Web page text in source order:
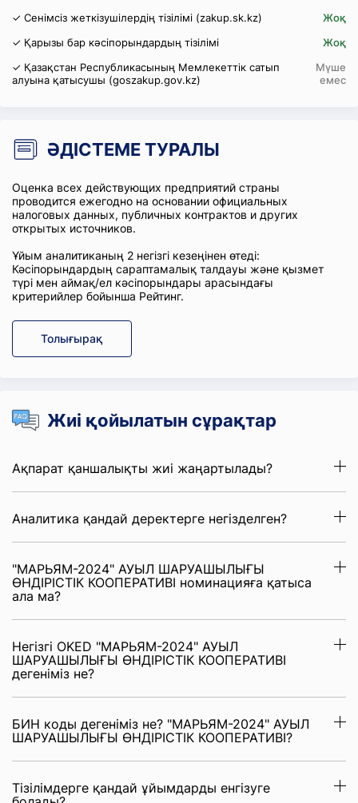
✓ Сенімсіз жеткізушілердің тізілімі (zakup.sk.kz)
Жоқ
✓ Қарызы бар кәсіпорындардың тізілімі
Жоқ
✓ Қазақстан Республикасының Мемлекеттік сатып
алуына қатысушы (goszakup.gov.kz)
Мүше
емес
ӘДІСТЕМЕ ТУРАЛЫ
Оценка всех действующих предприятий страны
проводится ежегодно на основании официальных
налоговых данных, публичных контрактов и других
открытых источников.
Ұйым аналитиканың 2 негізгі кезеңінен өтеді:
Кәсіпорындардың сараптамалық талдауы және қызмет
түрі мен аймақ/ел кәсіпорындары арасындағы
критерийлер бойынша Рейтинг.
Толығырақ
Жиі қойылатын сұрақтар
Ақпарат қаншалықты жиі жаңартылады?
Аналитика қандай деректерге негізделген?
"МАРЬЯМ-2024" АУЫЛ ШАРУАШЫЛЫҒЫ
ӨНДІРІСТІК КООПЕРАТИВІ номинацияға қатыса
ала ма?
Негізгі OKED "МАРЬЯМ-2024" АУЫЛ
ШАРУАШЫЛЫҒЫ ӨНДІРІСТІК КООПЕРАТИВІ
дегеніміз не?
БИН коды дегеніміз не? "МАРЬЯМ-2024" АУЫЛ
ШАРУАШЫЛЫҒЫ ӨНДІРІСТІК КООПЕРАТИВІ?
Тізілімдерге қандай ұйымдарды енгізуге